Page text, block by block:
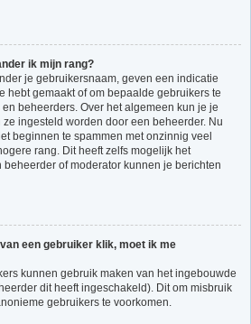
ik mijn rang?
je gebruikersnaam, geven een indicatie
hebt gemaakt of om bepaalde gebruikers te
beheerders. Over het algemeen kun je je
ingesteld worden door een beheerder. Nu
beginnen te spammen met onzinnig veel
rang. Dit heeft zelfs mogelijk het
of moderator kunnen je berichten
een gebruiker klik, moet ik me
kunnen gebruik maken van het ingebouwde
dit heeft ingeschakeld). Dit om misbruik
gebruikers te voorkomen.